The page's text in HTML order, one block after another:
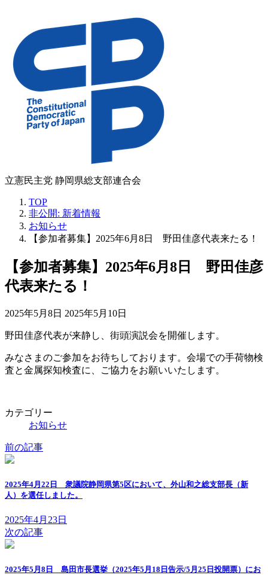
ツ
へ
シ
ョ
立憲民主党 静岡県総支部連合会
TOP
非公開: 新着情報
お知らせ
【参加者募集】2025年6月8日 野田佳彦代表来たる！
【参加者募集】2025年6月8日 野田佳彦
代表来たる！
2025年5月8日 最
更
日
時
2025年5月10日
野田佳彦代表が来静し、街頭演説会を開催します。
みなさまのご参加をお待ちしております。会場での手荷物検
査と金属探知検査に、ご協力をお願いいたします。
カテゴリー
お知らせ
前の記事
2025年4月22日 衆議院静岡県第5区において、外山和之総支部長（新
人）を選任しました。
2025年4月23日
次の記事
2025年5月8日 島田市長選挙（2025年5月18日告示/5月25日投開票）にお